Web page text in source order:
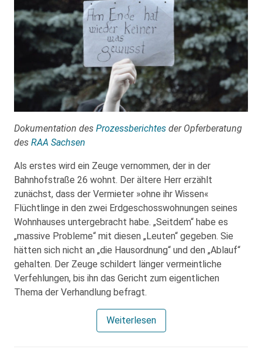
Dokumentation des Prozessberichtes der Opferberatung
des RAA Sachsen
Als erstes wird ein Zeuge vernommen, der in der
Bahnhofstraße 26 wohnt. Der ältere Herr erzählt
zunächst, dass der Vermieter »ohne ihr Wissen«
Flüchtlinge in den zwei Erdgeschosswohnungen seines
Wohnhauses untergebracht habe. „Seitdem“ habe es
„massive Probleme“ mit diesen „Leuten“ gegeben. Sie
hätten sich nicht an „die Hausordnung“ und den „Ablauf“
gehalten. Der Zeuge schildert länger vermeintliche
Verfehlungen, bis ihn das Gericht zum eigentlichen
Thema der Verhandlung befragt.
Weiterlesen